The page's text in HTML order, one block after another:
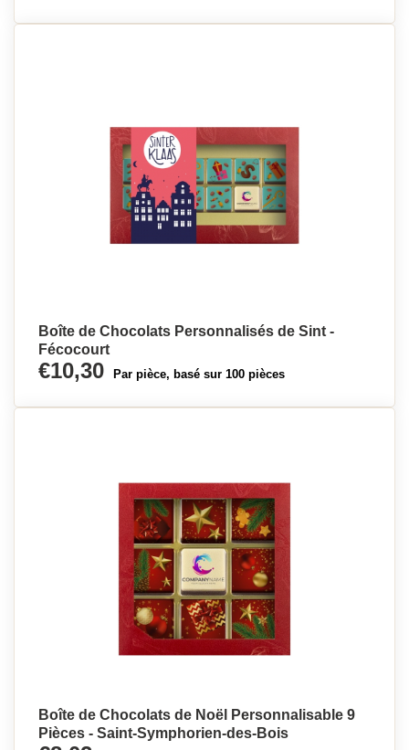
Boîte de Chocolats Personnalisés de Sint -
Fécocourt
€10,30 Par pièce, basé sur 100 pièces
Boîte de Chocolats de Noël Personnalisable 9
Pièces - Saint-Symphorien-des-Bois